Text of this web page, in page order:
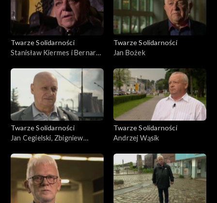
Twarze Solidarności
Stanisław Kiermes i Bernard
Twarze Solidarności
Jan Bożek
Twarze Solidarności
Jan Cegielski, Zbigniew
Twarze Solidarności
Andrzej Wąsik